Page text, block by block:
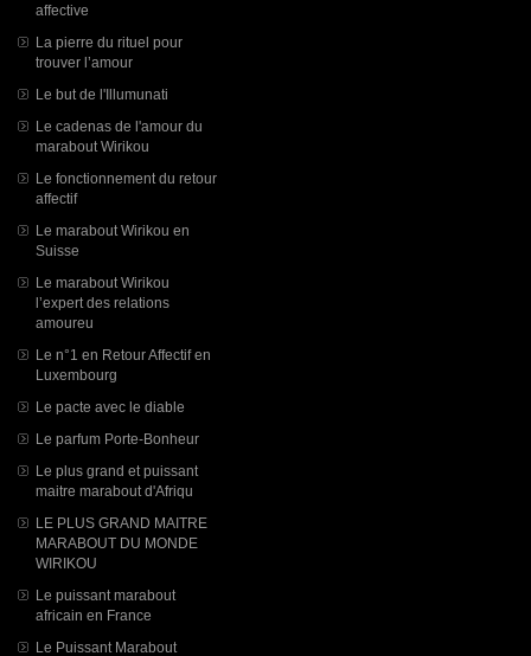
affective
La pierre du rituel pour
trouver l’amour
Le but de l'Illumunati
Le cadenas de l'amour du
marabout Wirikou
Le fonctionnement du retour
affectif
Le marabout Wirikou en
Suisse
Le marabout Wirikou
l’expert des relations
amoureu
Le n°1 en Retour Affectif en
Luxembourg
Le pacte avec le diable
Le parfum Porte-Bonheur
Le plus grand et puissant
maitre marabout d'Afriqu
LE PLUS GRAND MAITRE
MARABOUT DU MONDE
WIRIKOU
Le puissant marabout
africain en France
Le Puissant Marabout